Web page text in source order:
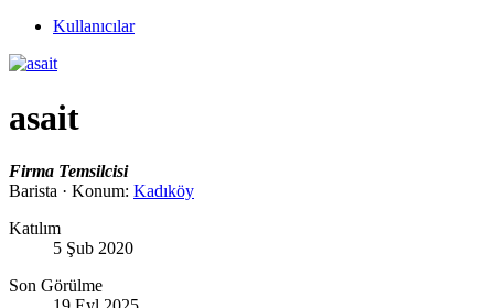
Kullanıcılar
asait
Firma Temsilcisi
Barista · Konum: Kadıköy
Katılım
5 Şub 2020
Son Görülme